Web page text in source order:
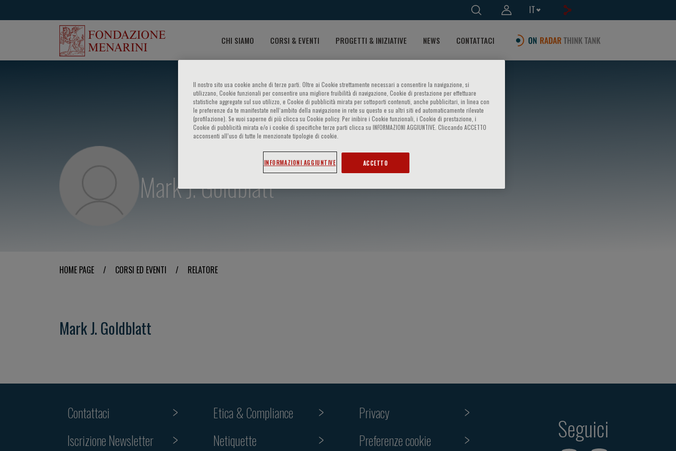
IT
CHI SIAMO CORSI & EVENTI PROGETTI & INIZIATIVE NEWS CONTATTACI
Mark J. Goldblatt
HOME PAGE / CORSI ED EVENTI / RELATORE
Mark J. Goldblatt
Contattaci
Iscrizione Newsletter
Etica & Compliance
Netiquette
Privacy
Preferenze cookie
Seguici
Il nostro sito usa cookie anche di terze parti. Oltre ai Cookie strettamente necessari a consentire la navigazione, si
utilizzano, Cookie funzionali per consentire una migliore fruibilità di navigazione, Cookie di prestazione per effettuare
statistiche aggregate sul suo utilizzo, e Cookie di pubblicità mirata per sottoporti contenuti, anche pubblicitari, in linea con
le preferenze da te manifestate nell‘ambito della navigazione in rete su questo e su altri siti ed automaticamente rilevate
(profilazione). Se vuoi saperne di più clicca su Cookie policy. Per inibire i Cookie funzionali, i Cookie di prestazione, i
Cookie di pubblicità mirata e/o i cookie di specifiche terze parti clicca su INFORMAZIONI AGGIUNTIVE. Cliccando ACCETTO
acconsenti all’uso di tutte le menzionate tipologie di cookie.
INFORMAZIONI AGGIUNTIVE ACCETTO